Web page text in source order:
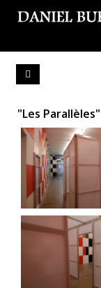
"Les Parallèles"